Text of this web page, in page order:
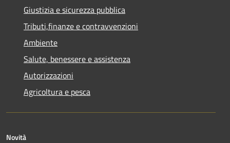
Giustizia e sicurezza pubblica
Tributi,finanze e contravvenzioni
Ambiente
Salute, benessere e assistenza
Autorizzazioni
Agricoltura e pesca
Novità